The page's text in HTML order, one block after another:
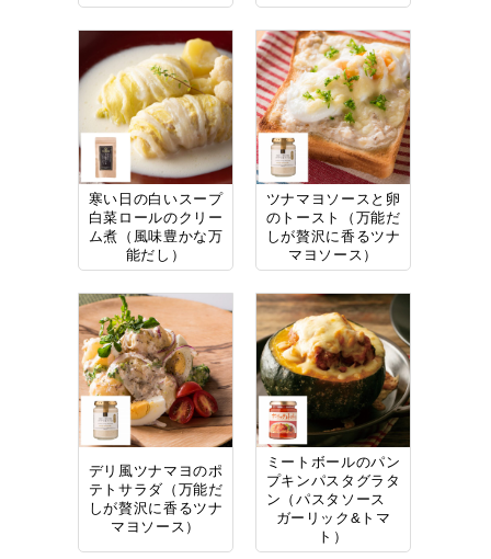
寒い日の白いスープ
白菜ロールのクリー
ム煮（風味豊かな万
能だし）
ツナマヨソースと卵
のトースト（万能だ
しが贅沢に香るツナ
マヨソース）
デリ風ツナマヨのポ
テトサラダ（万能だ
しが贅沢に香るツナ
マヨソース）
ミートボールのパン
プキンパスタグラタ
ン（パスタソース
ガーリック&トマ
ト）